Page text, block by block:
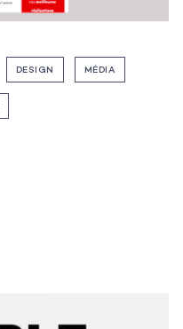
DESIGN MÉDIA